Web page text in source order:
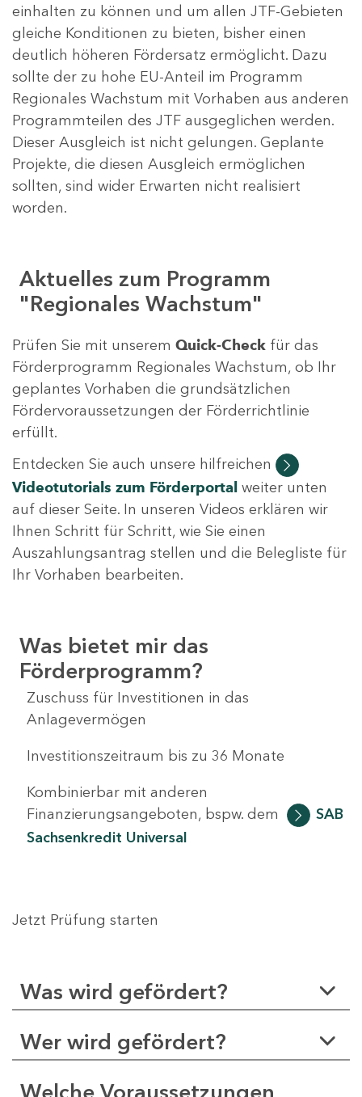
einhalten zu können und um allen JTF-Gebieten
gleiche Konditionen zu bieten, bisher einen
deutlich höheren Fördersatz ermöglicht. Dazu
sollte der zu hohe EU-Anteil im Programm
Regionales Wachstum mit Vorhaben aus anderen
Programmteilen des JTF ausgeglichen werden.
Dieser Ausgleich ist nicht gelungen. Geplante
Projekte, die diesen Ausgleich ermöglichen
sollten, sind wider Erwarten nicht realisiert
worden.
Aktuelles zum Programm
"Regionales Wachstum"
Prüfen Sie mit unserem Quick-Check für das
Förderprogramm Regionales Wachstum, ob Ihr
geplantes Vorhaben die grundsätzlichen
Fördervoraussetzungen der Förderrichtlinie
erfüllt.
Entdecken Sie auch unsere hilfreichen
Videotutorials zum Förderportal weiter unten
auf dieser Seite. In unseren Videos erklären wir
Ihnen Schritt für Schritt, wie Sie einen
Auszahlungsantrag stellen und die Belegliste für
Ihr Vorhaben bearbeiten.
Was bietet mir das
Förderprogramm?
Zuschuss für Investitionen in das
Anlagevermögen
Investitionszeitraum bis zu 36 Monate
Kombinierbar mit anderen
Finanzierungsangeboten, bspw. dem
SAB
Sachsenkredit Universal
Jetzt Prüfung starten
Was wird gefördert?
Wer wird gefördert?
Welche Voraussetzungen